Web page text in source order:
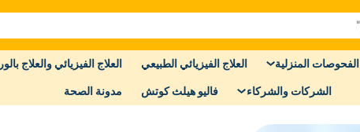
الفحوصات المنزلية العلاج الفيزيائي الطبيعي العلاج الفيزيائي والعلاج
الشركات والشركاء
فاليو هيلث كوتش مدونة الصحة